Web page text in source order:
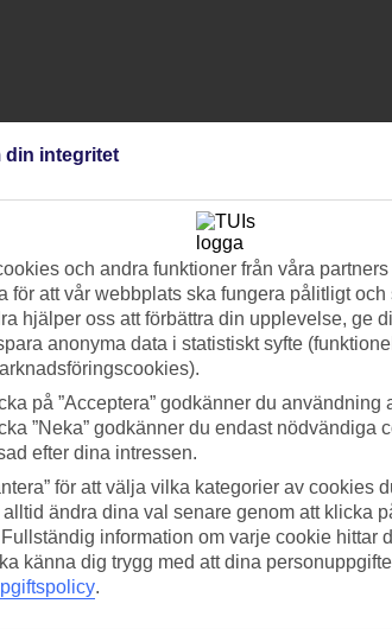
din integritet
och andra funktioner från våra
för att vår webbplats ska fungera pålitligt
hjälper oss att förbättra din upplevelse, ge
anonyma data i statistiskt syfte
på ”Acceptera” godkänner du användning
”Neka” godkänner du endast nödvändiga
efter dina intressen.
för att välja vilka kategorier av cookies
ändra dina val senare genom att klicka
information om varje cookie hittar
känna dig trygg med att dina
.